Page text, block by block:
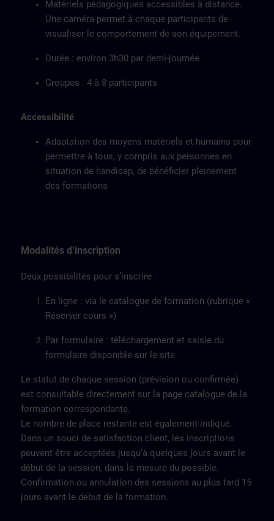
Matériels pédagogiques accessibles à distance.
Une caméra permet à chaque participants de
visualiser le comportement de son équipement.
Durée : environ 3h30 par demi-journée
Groupes : 4 à 8 participants
Accessibilité
Adaptation des moyens matériels et humains pour
permettre à tous, y compris aux personnes en
situation de handicap, de bénéficier pleinement
des formations
Modalités d’inscription
Deux possibilités pour s’inscrire :
En ligne : via le catalogue de formation (rubrique «
Réserver cours »)
Par formulaire : téléchargement et saisie du
formulaire disponible sur le site
Le statut de chaque session (prévision ou confirmée)
est consultable directement sur la page catalogue de la
formation correspondante.
Le nombre de place restante est également indiqué.
Dans un souci de satisfaction client, les inscriptions
peuvent être acceptées jusqu’à quelques jours avant le
début de la session, dans la mesure du possible.
Confirmation ou annulation des sessions au plus tard 15
jours avant le début de la formation.